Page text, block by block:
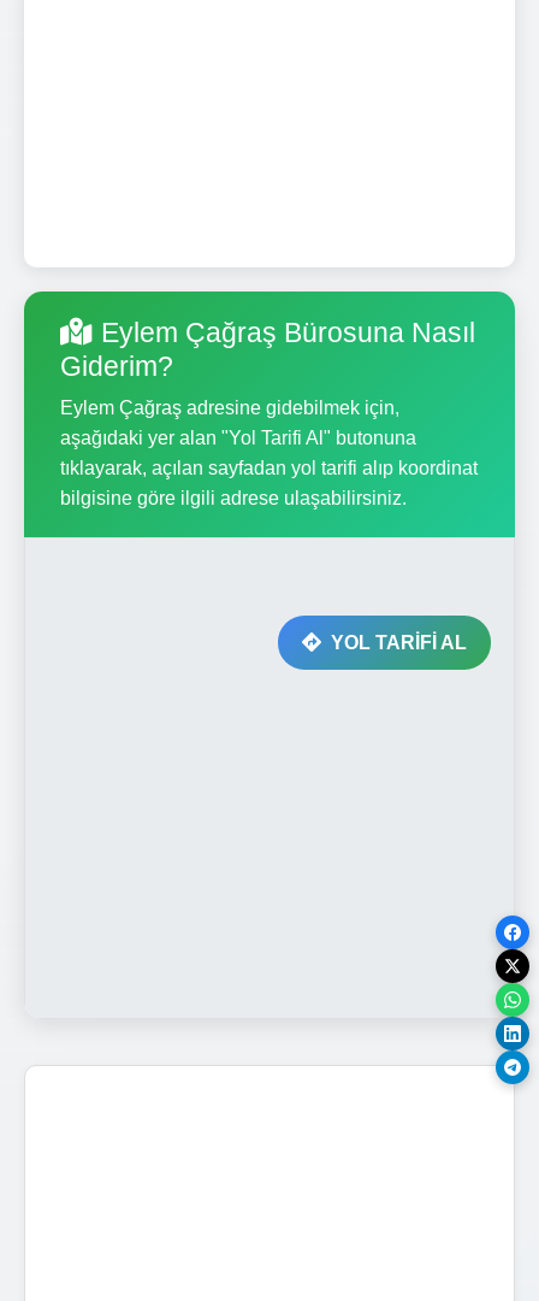
Eylem Çağraş Bürosuna Nasıl
Giderim?
Eylem Çağraş adresine gidebilmek için,
aşağıdaki yer alan "Yol Tarifi Al" butonuna
tıklayarak, açılan sayfadan yol tarifi alıp koordinat
bilgisine göre ilgili adrese ulaşabilirsiniz.
YOL TARİFİ AL